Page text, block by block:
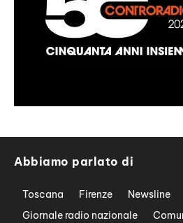
Abbiamo parlato di
Toscana Firenze Newsline
Giornale radio nazionale